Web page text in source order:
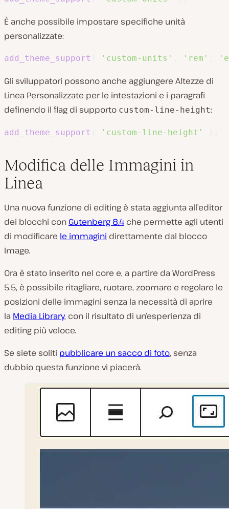
È anche possibile impostare specifiche unità
personalizzate:
add_theme_support 'custom-units' 'rem'
Gli sviluppatori possono anche aggiungere Altezze di
Linea Personalizzate per le intestazioni e i paragrafi
definendo il flag di supporto custom-line-height:
add_theme_support 'custom-line-height'
Modifica delle Immagini in
Linea
Una nuova funzione di editing è stata aggiunta all’editor
dei blocchi con Gutenberg 8.4 che permette agli utenti
di modificare le immagini direttamente dal blocco
Image.
Ora è stato inserito nel core e, a partire da WordPress
5.5, è possibile ritagliare, ruotare, zoomare e regolare le
posizioni delle immagini senza la necessità di aprire
la Media Library, con il risultato di un’esperienza di
editing più veloce.
Se siete soliti pubblicare un sacco di foto, senza
dubbio questa funzione vi piacerà.